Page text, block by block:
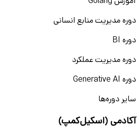
دوره مدیریت منابع انسانی
دوره BI
دوره مدیریت عملکرد
دوره Generative AI
سایر دوره‌ها
آکادمی (اسکیل‌کمپ)